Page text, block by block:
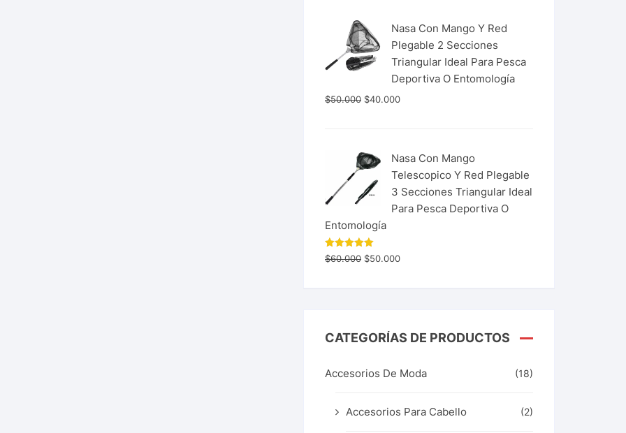
Nasa Con Mango Y Red
Plegable 2 Secciones
Triangular Ideal Para Pesca
Deportiva O Entomología
$50.000 $40.000
Nasa Con Mango
Telescopico Y Red Plegable
3 Secciones Triangular Ideal
Para Pesca Deportiva O
Entomología
Valorado
con 5.00
$60.000 $50.000
CATEGORÍAS DE PRODUCTOS
Accesorios De Moda (18)
Accesorios Para Cabello (2)